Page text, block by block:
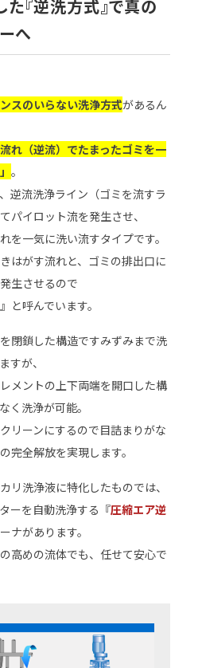
『逆洗方式』で真の
へ
スのいらない洗浄方式があるん
れ（逆流）でたまったゴミを一
。
逆流洗浄ライン（ゴミを流すラ
パイロット流を発生させ、
を一気に洗い流すタイプです。
はがす流れと、ゴミの排出口に
生させるので
』と呼んでいます。
閉鎖した構造ですみずみまで洗
すが、
メントの上下両端を開口した構
く洗浄が可能。
リーンにするので目詰まりがな
完全解放を実現します。
リ洗浄液に特化したものでは、
ーを自動洗浄する『圧縮エア逆
ナがあります。
高めの流体でも、任せて安心で